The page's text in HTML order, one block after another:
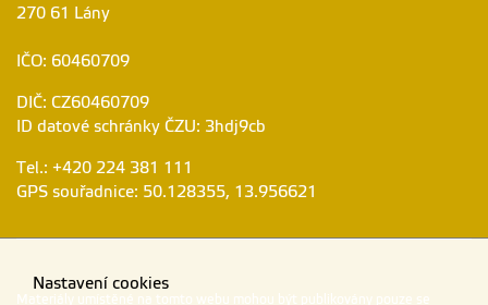
270 61 Lány
IČO: 60460709
DIČ: CZ60460709
ID datové schránky ČZU: 3hdj9cb
Tel.: +420 224 381 111
GPS souřadnice: 50.128355, 13.956621
Materiály umístěné na tomto webu mohou být publikovány pouze se
Nastavení cookies